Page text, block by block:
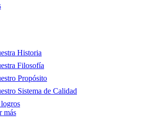
Historia
Filosofía
Propósito
Sistema de Calidad
más